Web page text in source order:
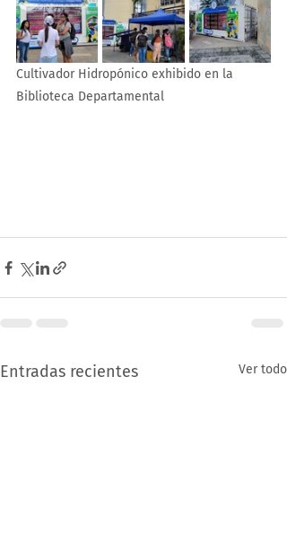
Cultivador Hidropónico exhibido en la
Biblioteca Departamental
Entradas recientes Ver todo